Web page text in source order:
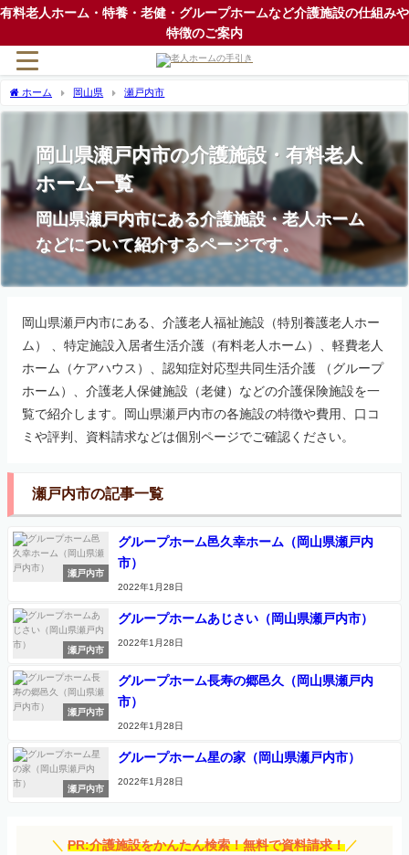
有料老人ホーム・特養・老健・グループホームなど介護施設の仕組みや
特徴のご案内
ホーム 岡山県 瀬戸内市
岡山県瀬戸内市の介護施設・有料老人
ホーム一覧
岡山県瀬戸内市にある介護施設・老人ホーム
などについて紹介するページです。
岡山県瀬戸内市にある、介護老人福祉施設（特別養護老人ホー
ム） 、特定施設入居者生活介護（有料老人ホーム）、軽費老人
ホーム（ケアハウス）、認知症対応型共同生活介護 （グループ
ホーム）、介護老人保健施設（老健）などの介護保険施設を一
覧で紹介します。岡山県瀬戸内市の各施設の特徴や費用、口コ
ミや評判、資料請求などは個別ページでご確認ください。
瀬戸内市の記事一覧
瀬戸内市
グループホーム邑久幸ホーム（岡山県瀬戸内
市）
2022年1月28日
瀬戸内市
グループホームあじさい（岡山県瀬戸内市）
2022年1月28日
瀬戸内市
グループホーム長寿の郷邑久（岡山県瀬戸内
市）
2022年1月28日
瀬戸内市
グループホーム星の家（岡山県瀬戸内市）
2022年1月28日
＼ PR:介護施設をかんたん検索！無料で資料請求！ ／